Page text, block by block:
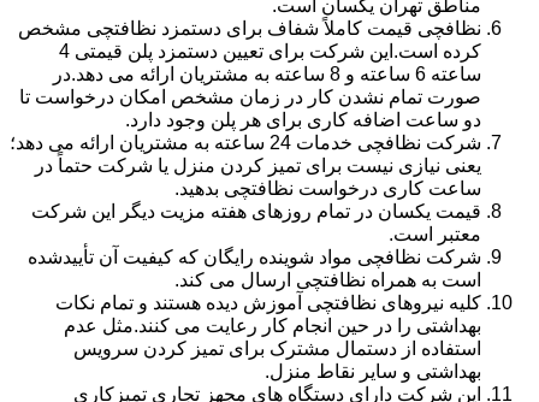
مناطق تهران یکسان است.
نظافچی قیمت کاملاً شفاف برای دستمزد نظافتچی مشخص
کرده است.این شرکت برای تعیین دستمزد پلن قیمتی 4
ساعته 6 ساعته و 8 ساعته به مشتریان ارائه می دهد.در
صورت تمام نشدن کار در زمان مشخص امکان درخواست تا
دو ساعت اضافه کاری برای هر پلن وجود دارد.
شرکت نظافچی خدمات 24 ساعته به مشتریان ارائه می دهد؛
یعنی نیازی نیست برای تمیز کردن منزل یا شرکت حتماً در
ساعت کاری درخواست نظافتچی بدهید.
قیمت یکسان در تمام روزهای هفته مزیت دیگر این شرکت
معتبر است.
شرکت نظافچی مواد شوینده رایگان که کیفیت آن تأییدشده
است به همراه نظافتچی ارسال می کند.
کلیه نیروهای نظافتچی آموزش دیده هستند و تمام نکات
بهداشتی را در حین انجام کار رعایت می کنند.مثل عدم
استفاده از دستمال مشترک برای تمیز کردن سرویس
بهداشتی و سایر نقاط منزل.
این شرکت دارای دستگاه های مجهز تجاری تمیزکاری